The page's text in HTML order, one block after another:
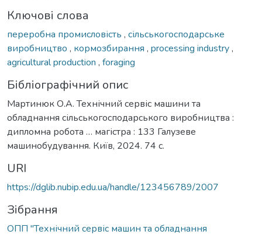
Ключові слова
переробна промисловість , сільськогосподарське
виробництво , кормозбирання , processing industry,
agricultural production , foraging
Бібліографічний опис
Мартинюк О.А. Технічний сервіс машини та
обладнання сільськогосподарського виробництва :
дипломна робота … магістра : 133 Галузеве
машинобудування. Київ, 2024. 74 с.
URI
https://dglib.nubip.edu.ua/handle/123456789/2007
Зібрання
ОПП "Технічний сервіс машин та обладнання